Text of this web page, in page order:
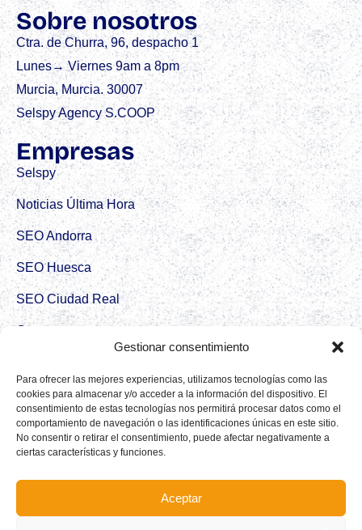
Gestionar consentimiento
Para ofrecer las mejores experiencias, utilizamos tecnologías como las
cookies para almacenar y/o acceder a la información del dispositivo. El
consentimiento de estas tecnologías nos permitirá procesar datos como el
comportamiento de navegación o las identificaciones únicas en este sitio.
No consentir o retirar el consentimiento, puede afectar negativamente a
ciertas características y funciones.
Aceptar
Sobre nosotros
Ctra. de Churra, 96, despacho 1
Lunes→ Viernes 9am a 8pm
Murcia, Murcia. 30007
Selspy Agency S.COOP
Empresas
Selspy
Noticias Última Hora
SEO Andorra
SEO Huesca
SEO Ciudad Real
Croton
CRM SEO Viralizar
Redes Sociales
Instagram
Facebook
Tiktok